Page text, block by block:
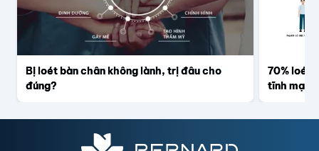
Bị loét bàn chân không lành, trị đâu cho
đúng?
70% loét
tĩnh mạch